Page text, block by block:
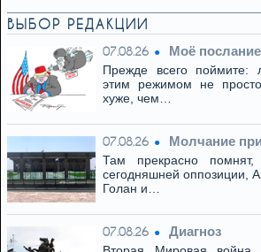
ВЫБОР РЕДАКЦИИ
07.08.26 Моё
Прежде всего поймите:
этим режимом не
хуже, чем…
07.08.26 Молчание
Там прекрасно
сегодняшней оппозиции,
Голан и…
07.08.26 Диагноз